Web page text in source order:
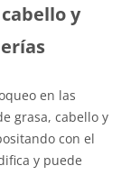
y
en las
grasa, cabello y
con el
y puede